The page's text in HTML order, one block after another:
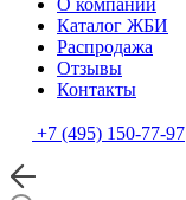
О компании
Каталог ЖБИ
Распродажа
Отзывы
Контакты
+7 (495) 150-77-97